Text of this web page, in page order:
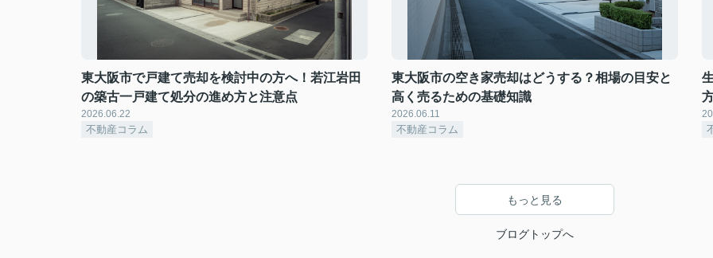
東大阪市で戸建て売却を検討中の方へ！若江岩田
の築古一戸建て処分の進め方と注意点
2026.06.22
不動産コラム
東大阪市の空き家売却はどうする？相場の目安と
高く売るための基礎知識
2026.06.11
不動産コラム
もっと見る
ブログトップへ